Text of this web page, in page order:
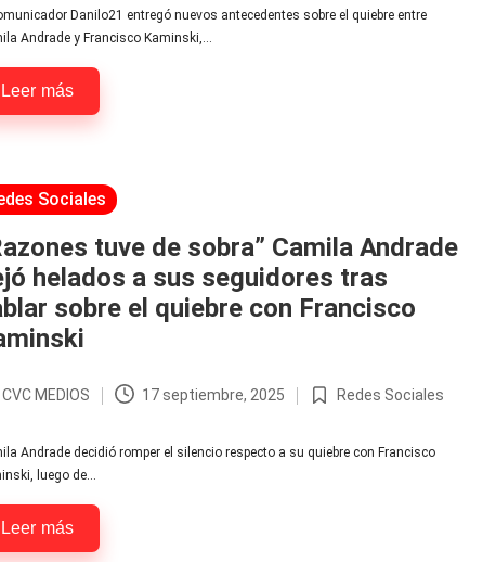
Danilo21 entregó nuevos antecedentes sobre el quiebre entre
Andrade y Francisco Kaminski,…
Leer más
Sociales
tuve de sobra” Camila Andrade
helados a sus seguidores tras
sobre el quiebre con Francisco
CVC MEDIOS 17 septiembre, 2025
Publicada
Redes Sociales
Andrade decidió romper el silencio respecto a su quiebre con Francisco
luego de…
Leer más